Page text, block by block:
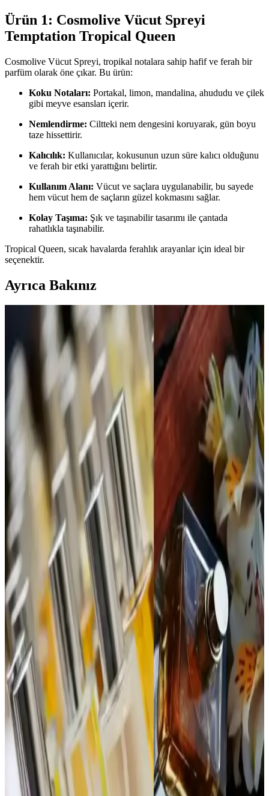
Ürün 1: Cosmolive Vücut Spreyi
Temptation Tropical Queen
Cosmolive Vücut Spreyi, tropikal notalara sahip hafif ve ferah bir
parfüm olarak öne çıkar. Bu ürün:
Koku Notaları: Portakal, limon, mandalina, ahududu ve çilek
gibi meyve esansları içerir.
Nemlendirme: Ciltteki nem dengesini koruyarak, gün boyu
taze hissettirir.
Kalıcılık: Kullanıcılar, kokusunun uzun süre kalıcı olduğunu
ve ferah bir etki yarattığını belirtir.
Kullanım Alanı: Vücut ve saçlara uygulanabilir, bu sayede
hem vücut hem de saçların güzel kokmasını sağlar.
Kolay Taşıma: Şık ve taşınabilir tasarımı ile çantada
rahatlıkla taşınabilir.
Tropical Queen, sıcak havalarda ferahlık arayanlar için ideal bir
seçenektir.
Ayrıca Bakınız
Calvin Klein Contradiction Edp 100 Ml Kadın
Parfümü: Modern ve Kalıcı Çiçeksi Odunsu Koku
Calvin Klein'in Contradiction Edp 100 Ml kadın parfümü, ferah ve
odunsu notalarıyla gün boyu kalıcı, çok yönlü ve şık bir koku sunar,
günlük ve özel kullanımlar için ideal bir tercihtir.
ATTAR ESANS Zümrüt Esansı Doğal Hafif Parfüm
Roll-on 3ml Türkiye Menşei
ATTAR ESANS Zümrüt Esansı, doğal içerikli, hafif ve ferahlatıcı
roll-on parfüm, taşınabilir ve kullanımı kolay, uzun ömürlü, Türkiye
menşei, hassas ciltlere uygun, günlük kullanım için ideal.
Bargello 384 Kadın Parfüm: Aromatik ve Ferah
Koku ile Günlük Şıklık
Bargello 384 Kadın Parfüm, 50 ml'lik şişesiyle uzun süre kalıcılık
sağlayan, ferah ve hafif aromatik yapısıyla günlük kullanım için
ideal bir seçenektir.
Jean Paul Gaultier La Belle Paradise Garden
Parfümü: Koku Profili ve Kullanıcı Yorumları
Jean Paul Gaultier La Belle Paradise Garden parfümü, tropikal ve
tatlı başlangıcıyla dikkat çekiyor. Vanilya ve muz notalarıyla sıcak
ve kremamsı bir karakter sunuyor. Şişe tasarımı da estetik değer
taşıyor.
1990'lar ve 2000'lerin Başındaki Katia Parfümü:
Hafif ve Tatlı Kokuya Sahip Unutulmuş Tasarım
1990'lar ve 2000'lerin başında popüler olan Katia parfümü, mat
beyaz şişesi ve yengeç pençesine benzeyen kapağıyla hafif ve tatlı
kokusuyla nostalji arayanların ilgisini çekiyor.
Dior Poison Parfüm Reformülasyonları ve
Yaşlanmanın Koku Üzerindeki Etkileri
Dior Poison parfümünde reformülasyonlar, yasal düzenlemeler ve
içerik temini nedeniyle koku değişikliklerine yol açar. EDT ve EDP